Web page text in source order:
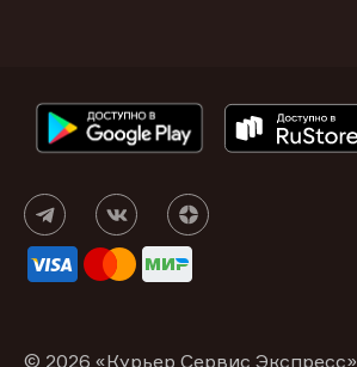
© 2026 «Курьер Сервис Экспресс»